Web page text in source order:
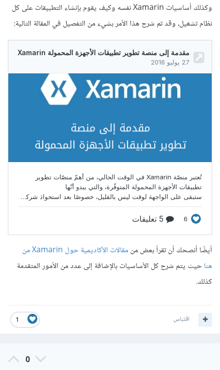
وكذلك أساسيات Xamarin نفسه وكيف يقوم بإنشاء التطبيقات على كل
نظام تشغيل، وقد تم شرح هذا الأمر بشيء من التفصيل في المقالة التالية:
أيضًا أنصحك أن تقرأ بعض من
مقالات الأكاديمية حول Xamarin من
هناحيث يتم شرح كل الأساسيات بالإضافة إلى عدد من الأمور المتقدمة
كذلك.
1 اقتباس
0